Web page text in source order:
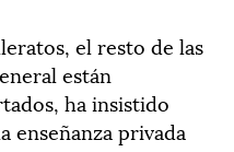
el resto de las
están
ha insistido
enseñanza privada